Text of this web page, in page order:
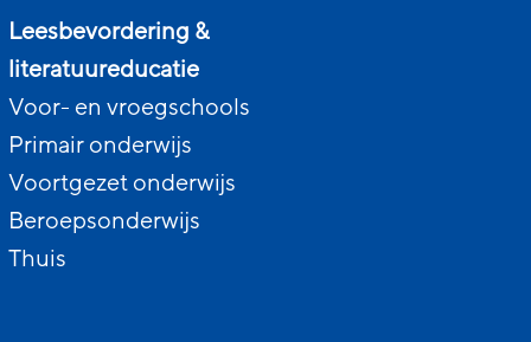
Leesbevordering &
literatuureducatie
Voor- en vroegschools
Primair onderwijs
Voortgezet onderwijs
Beroepsonderwijs
Thuis